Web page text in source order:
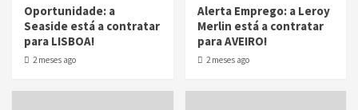
Oportunidade: a
Seaside está a contratar
para LISBOA!
2 meses ago
Alerta Emprego: a Leroy
Merlin está a contratar
para AVEIRO!
2 meses ago